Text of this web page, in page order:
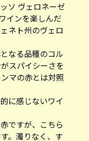
ソ ヴェロネーゼ
インを楽しんだ
ネト州のヴェロ
なる品種のコル
スパイシーさを
マの赤とは対照
に感じないワイ
ですが、こちら
。濁りなく、す